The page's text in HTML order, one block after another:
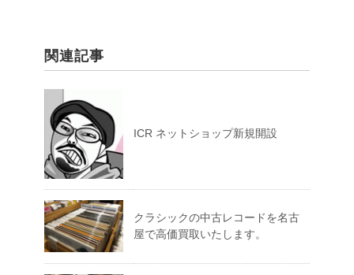
関連記事
ICR ネットショップ新規開設
クラシックの中古レコードを名古
屋で高価買取いたします。